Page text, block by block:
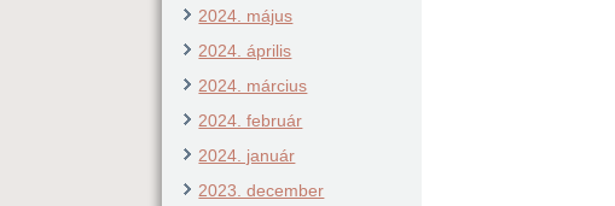
2024. május
2024. április
2024. március
2024. február
2024. január
2023. december